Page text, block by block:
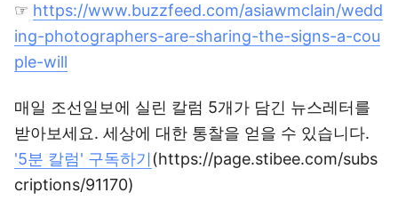
☞ https://www.buzzfeed.com/asiawmclain/wedd
ing-photographers-are-sharing-the-signs-a-cou
ple-will
매일 조선일보에 실린 칼럼 5개가 담긴 뉴스레터를
받아보세요. 세상에 대한 통찰을 얻을 수 있습니다.
'5분 칼럼' 구독하기 (https://page.stibee.com/subs
criptions/91170)